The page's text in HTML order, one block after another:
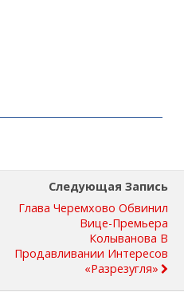
Следующая Запись
Глава Черемхово Обвинил
Вице-Премьера
Колыванова В
Продавливании Интересов
«Разрезугля»